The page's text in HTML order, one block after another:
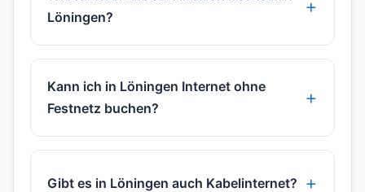
Löningen?
Kann ich in Löningen Internet ohne
Festnetz buchen?
Gibt es in Löningen auch Kabelinternet?